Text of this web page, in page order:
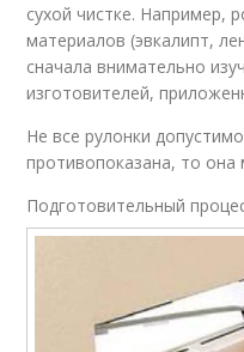
сухой чистке. Например,
материалов (эвкалипт,
сначала внимательно
изготовителей,
Не все рулонки
противопоказана, то
Подготовительный